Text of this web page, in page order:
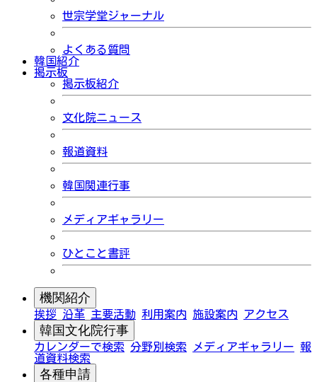
世宗学堂ジャーナル
よくある質問
韓国紹介
掲示板
掲示板紹介
文化院ニュース
報道資料
韓国関連行事
メディアギャラリー
ひとこと書評
機関紹介
挨拶 沿革 主要活動 利用案内 施設案内 アクセス
韓国文化院行事
カレンダーで検索 分野別検索 メディアギャラリー 報
道資料検索
各種申請